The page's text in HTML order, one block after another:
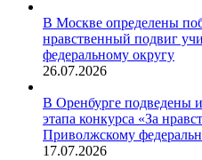
В Москве определены
нравственный подвиг
федеральному округу
26.07.2026
В Оренбурге подведены
этапа конкурса «За
Приволжскому
17.07.2026